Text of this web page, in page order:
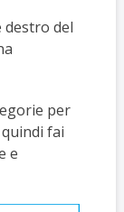
destro del
per
fai
e